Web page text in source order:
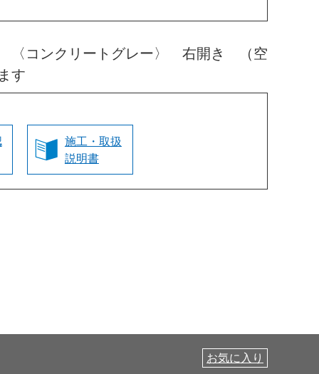
コンクリートグレー〉 右開き （空
す
施工・取扱
説明書
お気に入り